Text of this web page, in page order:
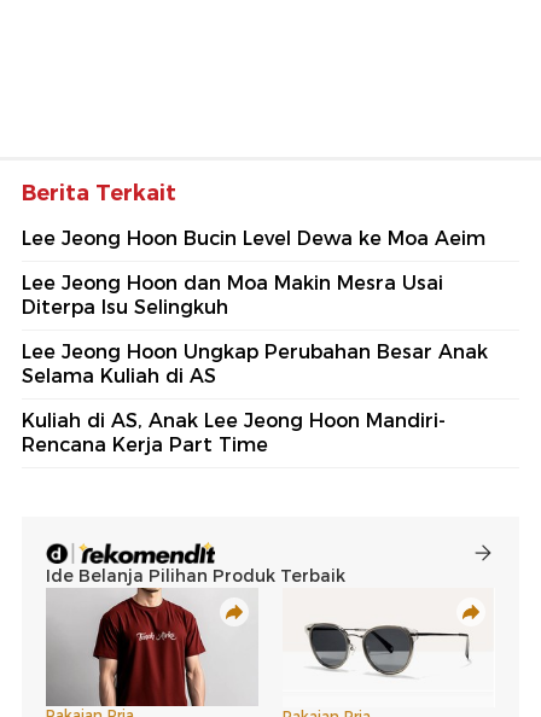
Berita Terkait
Lee Jeong Hoon Bucin Level Dewa ke Moa Aeim
Lee Jeong Hoon dan Moa Makin Mesra Usai
Diterpa Isu Selingkuh
Lee Jeong Hoon Ungkap Perubahan Besar Anak
Selama Kuliah di AS
Kuliah di AS, Anak Lee Jeong Hoon Mandiri-
Rencana Kerja Part Time